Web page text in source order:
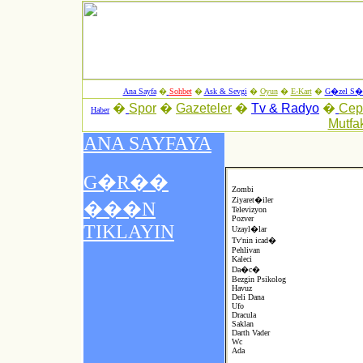
Ana Sayfa� Sohbet� Ask & Sevgi � Oyun� E-Kart� G�zel
Haber� Spor � Gazeteler � Tv & Radyo �
Zombi
Ziyaret�iler
Televizyon
Pozver
Uzayl�lar
Tv'nin icad�
Pehlivan
Kaleci
Da�c�
Bezgin Psikolog
Havuz
Deli Dana
Ufo
Dracula
Saklan
Darth Vader
Wc
Ada